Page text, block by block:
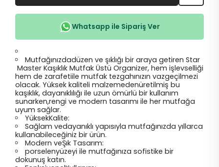
Whatsapp ile Sipariş Ver
Mutfağınızdadüzen ve şıklığı bir araya getiren Star
Master Kaşıklık Mutfak Üstü Organizer, hem işlevselliği
hem de zarafetiile mutfak tezgahınızın vazgeçilmezi
olacak. Yüksek kaliteli malzemedenüretilmiş bu
kaşıklık, dayanıklılığı ile uzun ömürlü bir kullanım
sunarken,rengi ve modern tasarımı ile her mutfağa
uyum sağlar.
YüksekKalite:
Sağlam vedayanıklı yapısıyla mutfağınızda yıllarca
kullanabileceğiniz bir ürün.
Modern veŞık Tasarım:
porselenyüzeyi ile mutfağınıza sofistike bir
dokunuş katın.